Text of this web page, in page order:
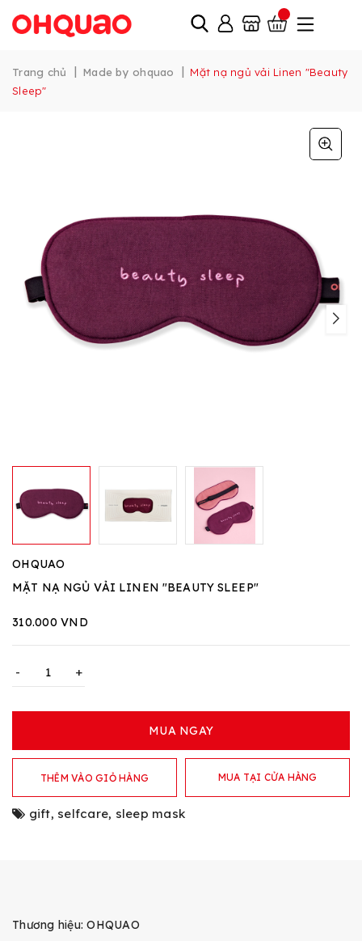
Trang chủ | Made by ohquao | Mặt nạ ngủ vải Linen "Beauty
Sleep"
OHQUAO
MẶT NẠ NGỦ VẢI LINEN "BEAUTY SLEEP"
310.000 VND
- +
MUA NGAY
THÊM VÀO GIỎ HÀNG MUA TẠI CỬA HÀNG
gift, selfcare, sleep mask
Thương hiệu: OHQUAO